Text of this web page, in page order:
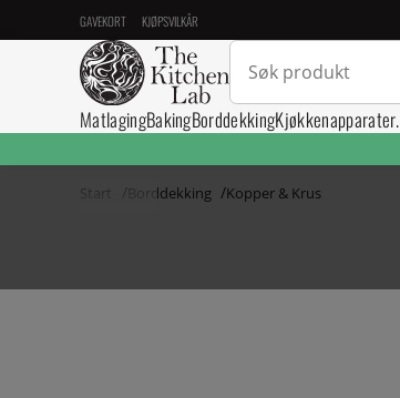
GAVEKORT KJØPSVILKÅR
MatlagingBakingBorddekkingKjøkkenapparater.
Start Borddekking Kopper & Krus